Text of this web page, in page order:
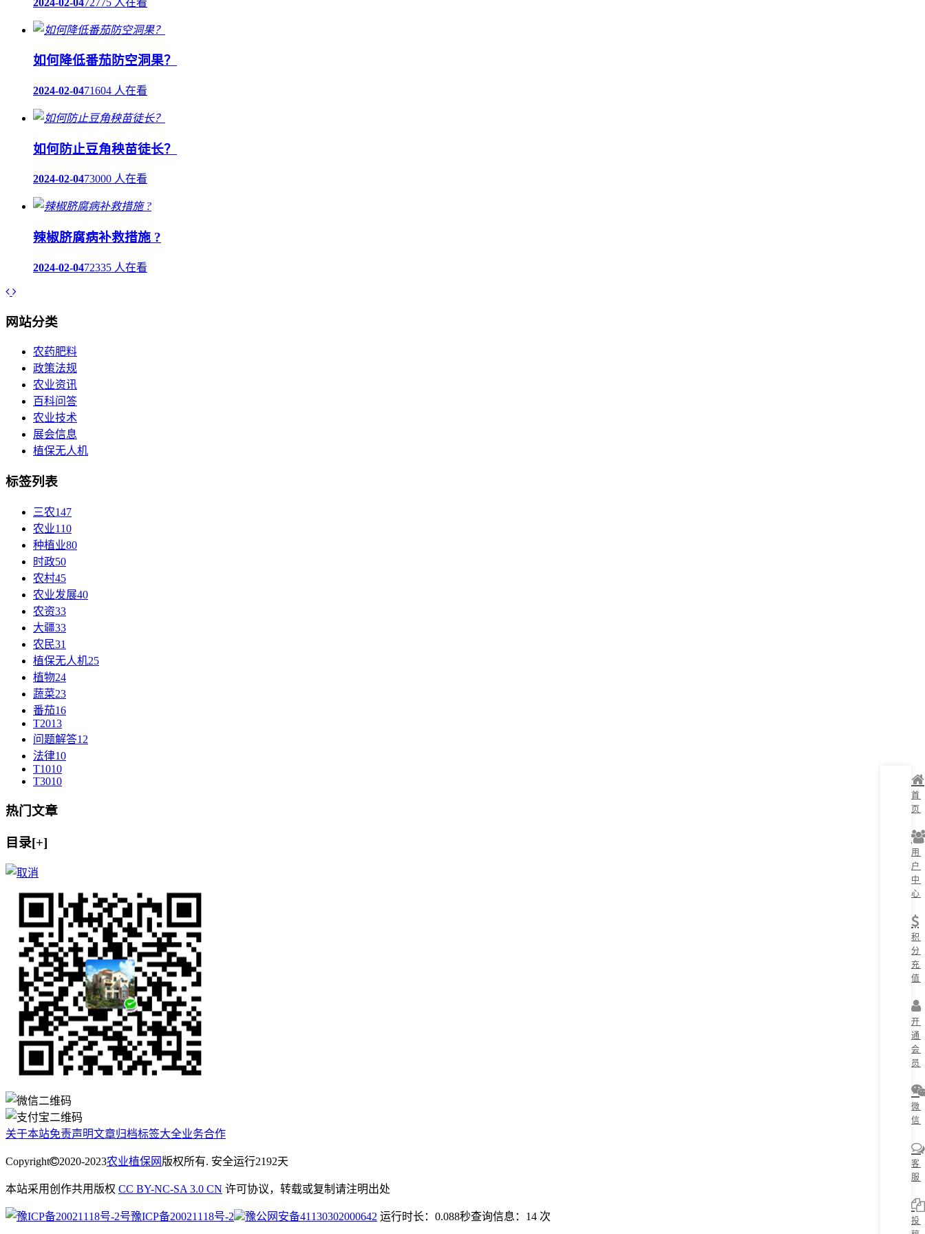
如何降低番茄防空洞果？
2024-02-0471604 人在看
如何防止豆角秧苗徒长？
2024-02-0473000 人在看
辣椒脐腐病补救措施 ?
2024-02-0472335 人在看
网站分类
农药肥料
政策法规
农业资讯
百科问答
农业技术
展会信息
植保无人机
标签列表
三农147
农业110
种植业80
时政50
农村45
农业发展40
农资33
大疆33
农民31
植保无人机25
植物24
蔬菜23
番茄16
T2013
问题解答12
法律10
T1010
T3010
热门文章
目录[+]
关于本站免责声明文章归档标签大全业务合作
Copyright 2020-2023农业植保网 版权所有. 安全运行2192天
本站采用创作共用版权 CC BY-NC-SA 3.0 CN 许可协议，转载或复制请注明出处
豫ICP备20021118号-2 豫公网安备41130302000642 运行时长：0.088秒查询信息：14 次
首
页
用
户
中
心
积
分
充
值
开
通
会
员
微
信
客
服
投